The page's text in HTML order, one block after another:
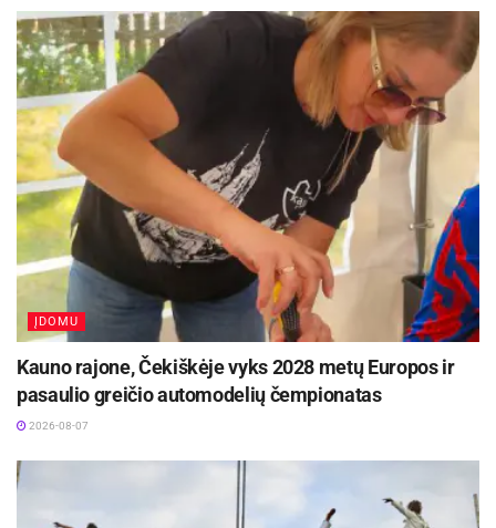
„Kėdainiai abipus Nevėžio“!
2026-08-07
Jei jūsų išmanusis sugedo ir jam dar nesibaigė
garantijos terminas, geriausia kreiptis į
pardavėją, iš kurio pirkote įrenginį, arba į
autorizuotą išmaniųjų įrenginių priežiūros
servisą. Pristatydami išmanųjį taisymui, su
savimi turėkite telefono įsigijimą patvirtinantį
dokumentą ir jo garantinį taloną.
Ekspertas pabrėžia, kad geriau nebandyti
telefono taisyti patiems ar kreiptis į su įrenginių
gamintojais sutarčių neturinčius servisus..
Kartais, kai įrenginio gedimui negalioja
garantinis taisymas, pavyzdžiui, jis sušlampa ar
ĮDOMU
Kauno rajone, Čekiškėje vyks 2028 metų Europos ir
pasaulio greičio automodelių čempionatas
2026-08-07